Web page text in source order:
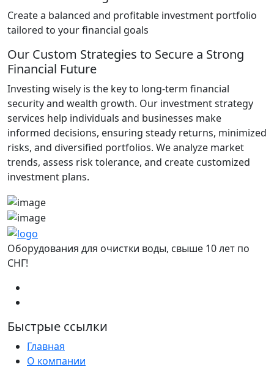
Create a balanced and profitable investment portfolio
tailored to your financial goals
Our Custom Strategies to Secure a Strong
Financial Future
Investing wisely is the key to long-term financial
security and wealth growth. Our investment strategy
services help individuals and businesses make
informed decisions, ensuring steady returns, minimized
risks, and diversified portfolios. We analyze market
trends, assess risk tolerance, and create customized
investment plans.
Оборудования для очистки воды, свыше 10 лет по
СНГ!
Быстрые ссылки
Главная
О компании